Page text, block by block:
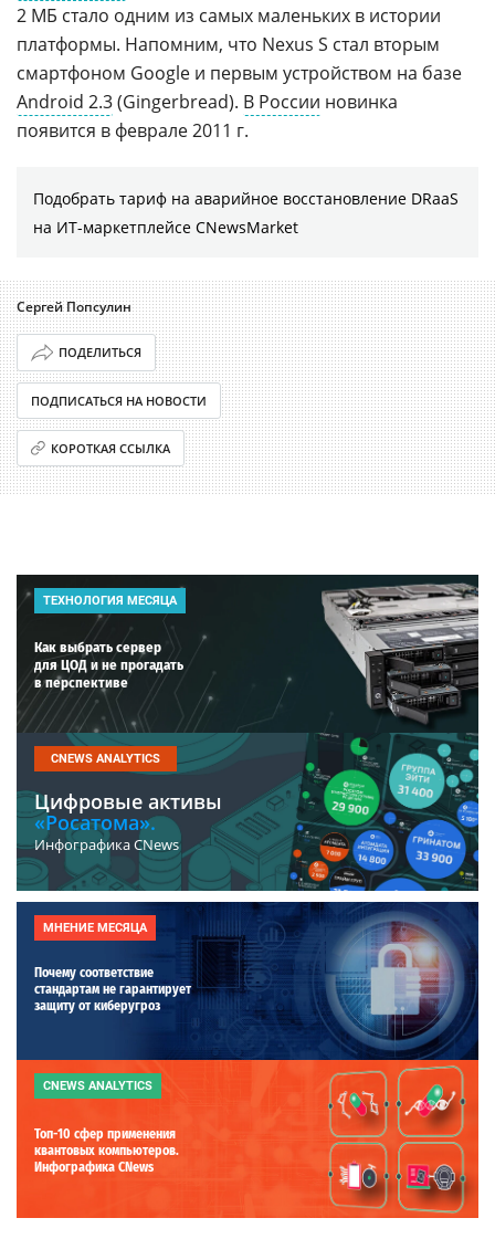
2 МБ стало одним из самых маленьких в истории
платформы. Напомним, что Nexus S стал вторым
смартфоном Google и первым устройством на базе
Android 2.3(Gingerbread). В России новинка
появится в феврале 2011 г.
Подобрать тариф на аварийное восстановление DRaaS
на ИТ-маркетплейсе CNewsMarket
Сергей Попсулин
ПОДЕЛИТЬСЯ
ПОДПИСАТЬСЯ НА НОВОСТИ
КОРОТКАЯ ССЫЛКА
ТЕХНОЛОГИЯ МЕСЯЦА
Как выбрать сервер
для ЦОД и не прогадать
в перспективе
CNEWS ANALYTICS
Цифровые активы
«Росатома».
Инфографика CNews
МНЕНИЕ МЕСЯЦА
Почему соответствие
стандартам не гарантирует
защиту от киберугроз
CNEWS ANALYTICS
Топ-10 сфер применения
квантовых компьютеров.
Инфографика CNews